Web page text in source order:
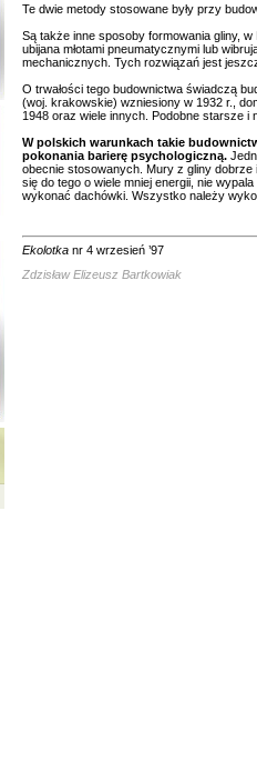
Te dwie metody stosowane były przy
Są także inne sposoby formowania gliny,
ubijana młotami pneumatycznymi lub
mechanicznych. Tych rozwiązań jest
O trwałości tego budownictwa świadczą
(woj. krakowskie) wzniesiony w 1932 r.,
1948 oraz wiele innych. Podobne starsze i
W polskich warunkach takie
pokonania barierę psychologiczną.
obecnie stosowanych. Mury z gliny dobrze
się do tego o wiele mniej energii, nie
wykonać dachówki. Wszystko należy
Ekolotka nr 4 wrzesień ’97
Zdzisław Elizeusz Bartkowiak